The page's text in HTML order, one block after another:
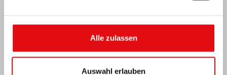
Alle zulassen
Auswahl erlauben